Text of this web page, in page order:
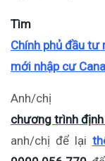
Tìm
Chính phủ đầu
mới nhập cư
Anh/
chương trình
anh/chị để lại